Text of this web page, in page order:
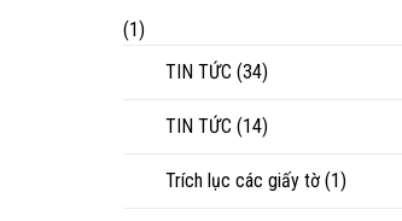
(1)
TIN TỨC (34)
TIN TỨC (14)
Trích lục các giấy tờ (1)